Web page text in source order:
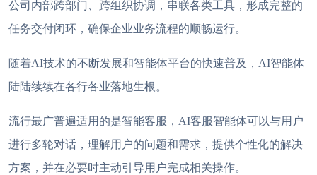
公司内部跨部门、跨组织协调，串联各类工具，形成完整的
任务交付闭环，确保企业业务流程的顺畅运行。
随着AI技术的不断发展和智能体平台的快速普及，AI智能体
陆陆续续在各行各业落地生根。
流行最广普遍适用的是智能客服， AI客服智能体可以与用户
进行多轮对话，理解用户的问题和需求，提供个性化的解决
方案，并在必要时主动引导用户完成相关操作。